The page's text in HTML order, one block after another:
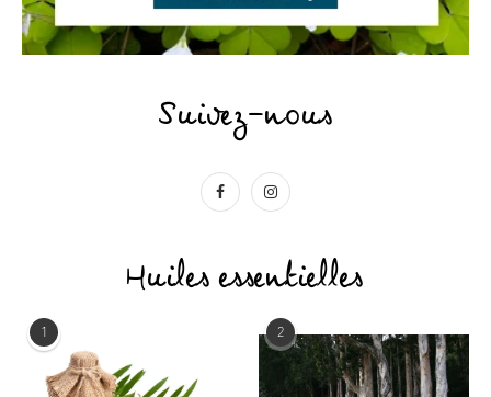
Suivez-nous
Huiles essentielles
1 2